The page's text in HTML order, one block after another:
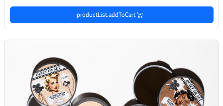
productList.addToCart